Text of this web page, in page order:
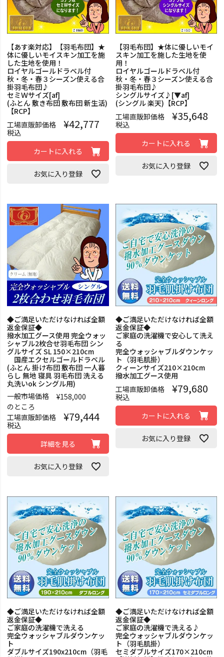
【あす楽対応】【羽毛布団】★
体に優しいモイスキン加工を施
した生地を使用！
ロイヤルゴールドラベル付
秋・冬・春３シーズン使える合
掛羽毛布団♪
セミＷサイズ[af]
(ふとん 敷き布団 敷布団 新生活)
【RCP】
工場直販卸価格
¥42,777
税込
カートに入れる
お気に入り登録
【羽毛布団】★体に優しいモイ
スキン加工を施した生地を使
用！
ロイヤルゴールドラベル付
秋・冬・春３シーズン使える合
掛羽毛布団♪
シングルサイズ♪[▼af]
(シングル 楽天)【RCP】
工場直販卸価格
¥35,648
税込
カートに入れる
お気に入り登録
◆ご満足いただけなければ全額
返金保証◆
撥水加工グース使用 完全ウォッ
シャブル2枚合せ羽毛布団 シン
グルサイズ SL 150×210cm
国産エクセルゴールドラベル
(ふとん 掛け布団 敷布団 一人暮
らし 無地 寝具 羽毛布団 洗える
丸洗いok シングル用)
一般市場価格
¥158,000
のところ
工場直販卸価格
¥79,444
税込
詳細を見る
お気に入り登録
◆ご満足いただけなければ全額
返金保証◆
ご家庭の洗濯機で安心して洗え
る
完全ウォッシャブルダウンケッ
ト（羽毛肌掛）
クィーンサイズ210×210cm
撥水加工グース使用
工場直販卸価格
¥79,680
税込
カートに入れる
お気に入り登録
◆ご満足いただけなければ全額
返金保証◆
ご家庭の洗濯機で洗える
完全ウォッシャブルダウンケッ
ト
ダブルサイズ190x210cm（羽毛
◆ご満足いただけなければ全額
返金保証◆
ご家庭の洗濯機で洗える♪
完全ウォッシャブルダウンケッ
ト（羽毛肌掛）
セミダブルサイズ170×210cm